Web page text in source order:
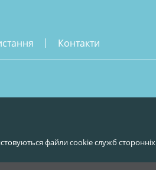
контакти
файли cookie служб сторонніх